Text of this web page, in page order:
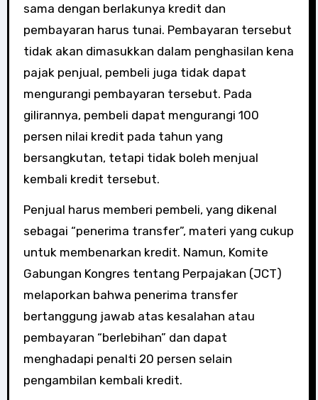
sama dengan berlakunya kredit dan
pembayaran harus tunai. Pembayaran tersebut
tidak akan dimasukkan dalam penghasilan kena
pajak penjual, pembeli juga tidak dapat
mengurangi pembayaran tersebut. Pada
gilirannya, pembeli dapat mengurangi 100
persen nilai kredit pada tahun yang
bersangkutan, tetapi tidak boleh menjual
kembali kredit tersebut.
Penjual harus memberi pembeli, yang dikenal
sebagai “penerima transfer”, materi yang cukup
untuk membenarkan kredit. Namun, Komite
Gabungan Kongres tentang Perpajakan (JCT)
melaporkan bahwa penerima transfer
bertanggung jawab atas kesalahan atau
pembayaran “berlebihan” dan dapat
menghadapi penalti 20 persen selain
pengambilan kembali kredit.